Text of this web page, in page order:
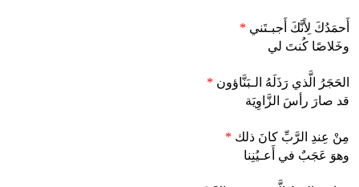
أَحمَدُكَ لِأَنَّكَ أَجبـتَني *
وخَلاصًا كُنتَ لي
الحَجَرُ الَّذي رَذَلَهُ الـبَنَّاؤون *
قد صارَ رأسَ الزَّاوِيَة
مِنْ عِندِ الرَّبِّ كانَ ذلك *
وهوَ عَجَبٌ في أَعـيُنِنا